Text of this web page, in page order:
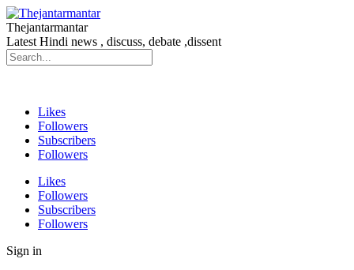
Thejantarmantar
Latest Hindi news , discuss, debate ,dissent
Likes
Followers
Subscribers
Followers
Likes
Followers
Subscribers
Followers
Sign in